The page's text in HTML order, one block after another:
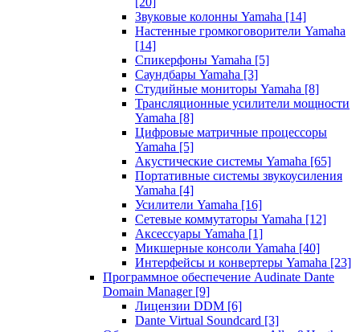
Звуковые колонны Yamaha [14]
Настенные громкоговорители Yamaha
[14]
Спикерфоны Yamaha [5]
Саундбары Yamaha [3]
Студийные мониторы Yamaha [8]
Трансляционные усилители мощности
Yamaha [8]
Цифровые матричные процессоры
Yamaha [5]
Акустические системы Yamaha [65]
Портативные системы звукоусиления
Yamaha [4]
Усилители Yamaha [16]
Сетевые коммутаторы Yamaha [12]
Аксессуары Yamaha [1]
Микшерные консоли Yamaha [40]
Интерфейсы и конвертеры Yamaha [23]
Программное обеспечение Audinate Dante
Domain Manager [9]
Лицензии DDM [6]
Dante Virtual Soundcard [3]